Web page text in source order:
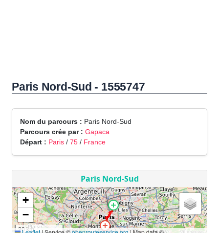
Paris Nord-Sud - 1555747
Nom du parcours : Paris Nord-Sud
Parcours crée par : Gapaca
Départ : Paris / 75 / France